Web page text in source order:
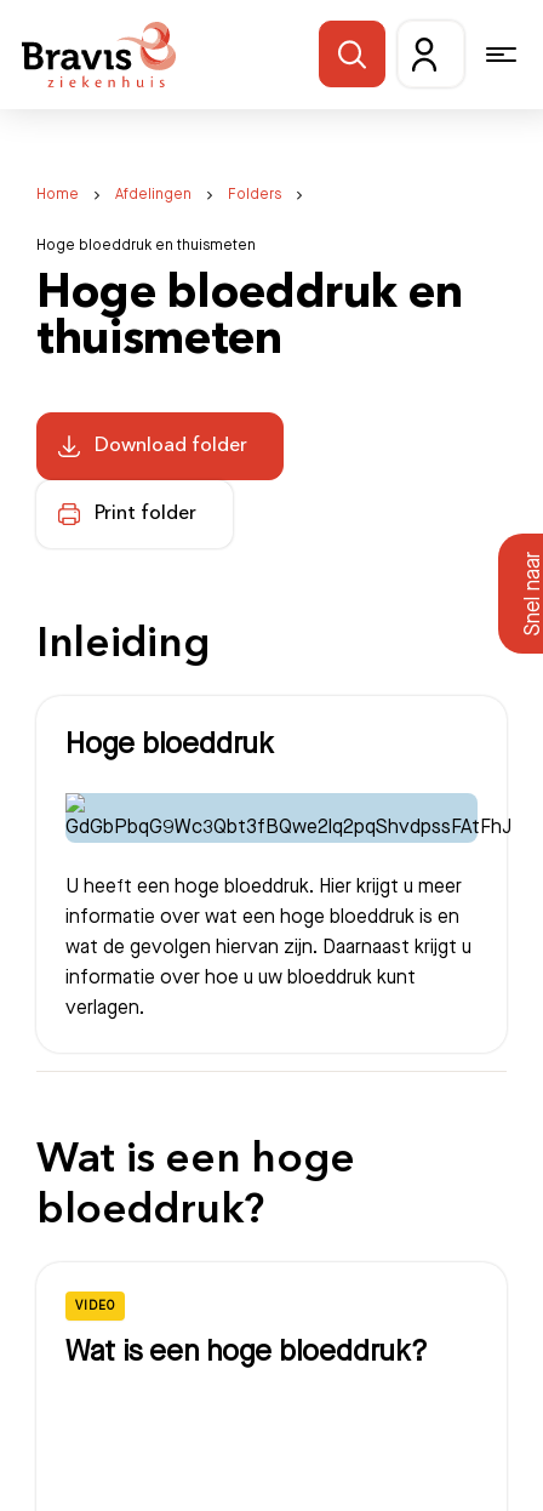
Home Afdelingen Folders
Hoge bloeddruk en thuismeten
Hoge bloeddruk en
thuismeten
Download folder
Print folder
Inleiding
Hoge bloeddruk
U heeft een hoge bloeddruk. Hier krijgt u meer
informatie over wat een hoge bloeddruk is en
wat de gevolgen hiervan zijn. Daarnaast krijgt u
informatie over hoe u uw bloeddruk kunt
verlagen.
Wat is een hoge
bloeddruk?
VIDEO
Wat is een hoge bloeddruk?